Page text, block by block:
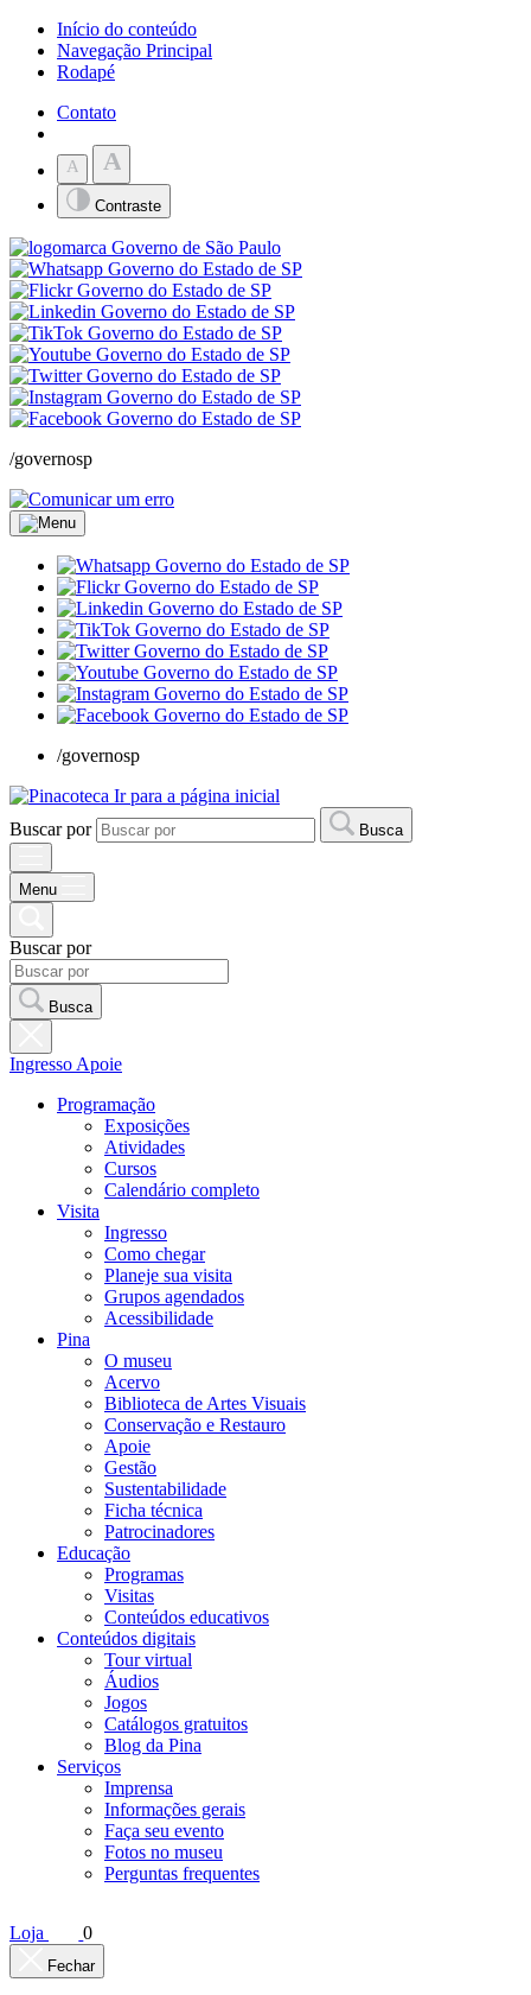
Início do conteúdo
Navegação Principal
Rodapé
Contato
A A
Contraste
/governosp
/governosp
Ir para a página inicial
Buscar por
Busca
Menu
Buscar por
Busca
Ingresso Apoie
Programação
Exposições
Atividades
Cursos
Calendário completo
Visita
Ingresso
Como chegar
Planeje sua visita
Grupos agendados
Acessibilidade
Pina
O museu
Acervo
Biblioteca de Artes Visuais
Conservação e Restauro
Apoie
Gestão
Sustentabilidade
Ficha técnica
Patrocinadores
Educação
Programas
Visitas
Conteúdos educativos​
Conteúdos digitais
Tour virtual
Áudios
Jogos
Catálogos gratuitos
Blog da Pina
Serviços
Imprensa
Informações gerais
Faça seu evento
Fotos no museu
Perguntas frequentes
Loja 0
Fechar